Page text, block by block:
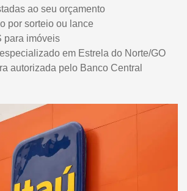
ao seu orçamento
por sorteio ou lance
para imóveis
em Estrela do Norte/GO
autorizada pelo Banco Central